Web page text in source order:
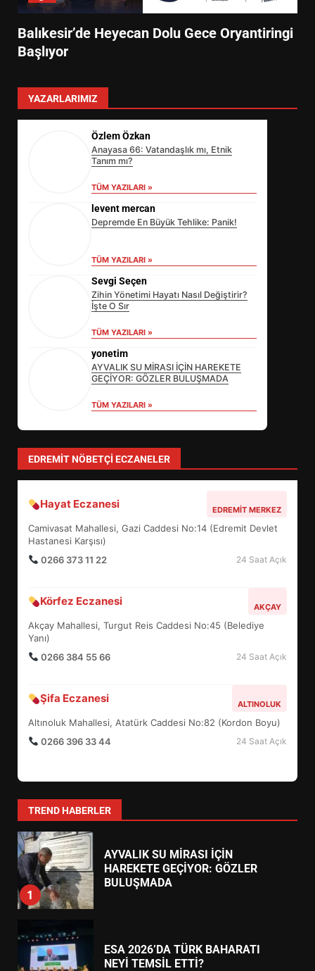
Balıkesir’de Heyecan Dolu Gece Oryantiringi
Başlıyor
YAZARLARIMIZ
Özlem Özkan
Anayasa 66: Vatandaşlık mı, Etnik
Tanım mı?
TÜM YAZILARI »
levent mercan
Depremde En Büyük Tehlike: Panik!
TÜM YAZILARI »
Sevgi Seçen
Zihin Yönetimi Hayatı Nasıl Değiştirir?
İşte O Sır
TÜM YAZILARI »
yonetim
AYVALIK SU MİRASI İÇİN HAREKETE
GEÇİYOR: GÖZLER BULUŞMADA
TÜM YAZILARI »
EDREMIT NÖBETÇI ECZANELER
Hayat Eczanesi EDREMIT MERKEZ
Camivasat Mahallesi, Gazi Caddesi No:14 (Edremit Devlet
Hastanesi Karşısı)
0266 373 11 22
24 Saat Açık
Körfez Eczanesi AKÇAY
Akçay Mahallesi, Turgut Reis Caddesi No:45 (Belediye
Yanı)
0266 384 55 66
24 Saat Açık
Şifa Eczanesi ALTINOLUK
Altınoluk Mahallesi, Atatürk Caddesi No:82 (Kordon Boyu)
0266 396 33 44
24 Saat Açık
TREND HABERLER
3
EİB’DE KRİTİK ATAMA:
SÜRDÜRÜLEBİLİRLİKTE NE
4
EDREMİT’İN GURURU TÜRKİYE
FİNALİNDE NE BAŞARDI?
5
BALIKESİR MÜZELERİNDE SÜRE
6
TURNUVASI KAYITLARI NEYİ
DEĞİŞTİRİYOR?
7
YENİ YÖNETİM NASIL
1
AYVALIK SU MİRASI İÇİN
HAREKETE GEÇİYOR: GÖZLER
BULUŞMADA
ESA 2026’DA TÜRK BAHARATI
NEYİ TEMSİL ETTİ?